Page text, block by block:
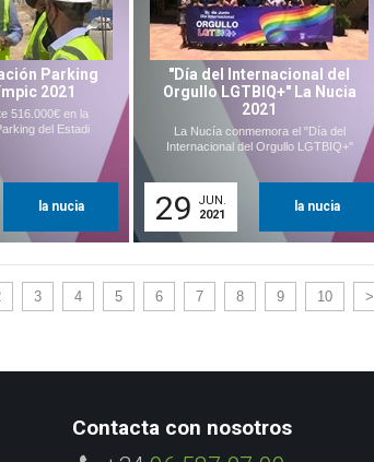
Parking
2021
516.000€ en la
del Estadi
la nucia
"Día del Internacional del
Orgullo LGTBIQ+" La Nucia
2021
La Nucía conmemora el "Día del
Internacional del Orgullo LGTBIQ+"
29
JUN.
2021
la nucia
3 4 5 6 7 8 9 10 >
Contacta con nosotros